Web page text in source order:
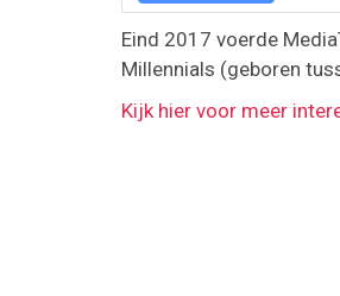
Eind 2017 voerde
Millennials (geboren
Kijk hier voor meer